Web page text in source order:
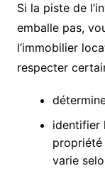
Si la piste de
emballe pas,
l’immobilier
respecter
identifier
propriété
varie